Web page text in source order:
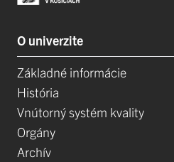
O univerzite
Základné informácie
História
Vnútorný systém kvality
Orgány
Archív